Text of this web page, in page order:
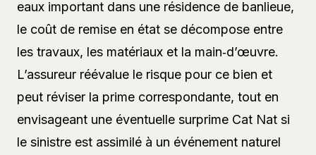
eaux important dans une résidence de banlieue,
le coût de remise en état se décompose entre
les travaux, les matériaux et la main‑d’œuvre.
L’assureur réévalue le risque pour ce bien et
peut réviser la prime correspondante, tout en
envisageant une éventuelle surprime Cat Nat si
le sinistre est assimilé à un événement naturel